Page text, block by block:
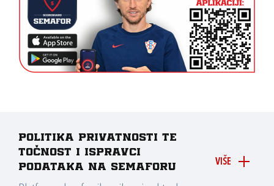
VIŠE
Politika privatnosti te
točnost i ispravci
podataka na Semaforu